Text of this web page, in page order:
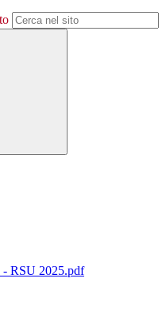
- RSU 2025.pdf